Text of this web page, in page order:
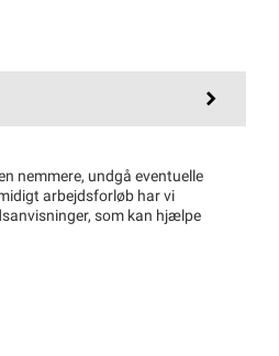
nemmere, undgå eventuelle
arbejdsforløb har vi
som kan hjælpe